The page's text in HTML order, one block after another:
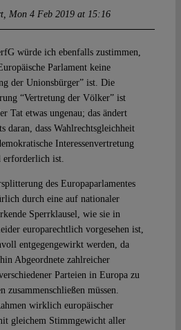
Mon 4 Feb 2019 at 15:16
würde ich ebenfalls zustimmen,
Parlament keine
der Unionsbürger” ist. Die
“Vertretung der Völker” ist
Tat etwas ungenau; das ändert
daran, dass Wahlrechtsgleichheit
Interessenvertretung
erforderlich ist.
des Europaparlamentes
durch eine auf nationaler
Sperrklausel, wie sie in
europarechtlich vorgesehen ist,
entgegengewirkt werden, da
Abgeordnete zahlreicher
Parteien in Europa zu
zusammenschließen müssen.
wirklich europäischer
gleichem Stimmgewicht aller